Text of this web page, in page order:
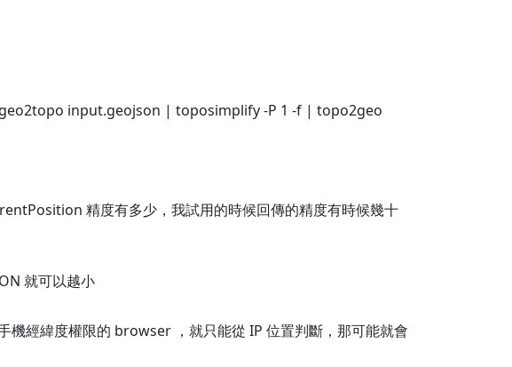
input.geojson | toposimplify -P 1 -f | topo2geo
精度有多少，我試用的時候回傳的精度有時候幾十
就可以越小
經緯度權限的 browser ，就只能從 IP 位置判斷，那可能就會